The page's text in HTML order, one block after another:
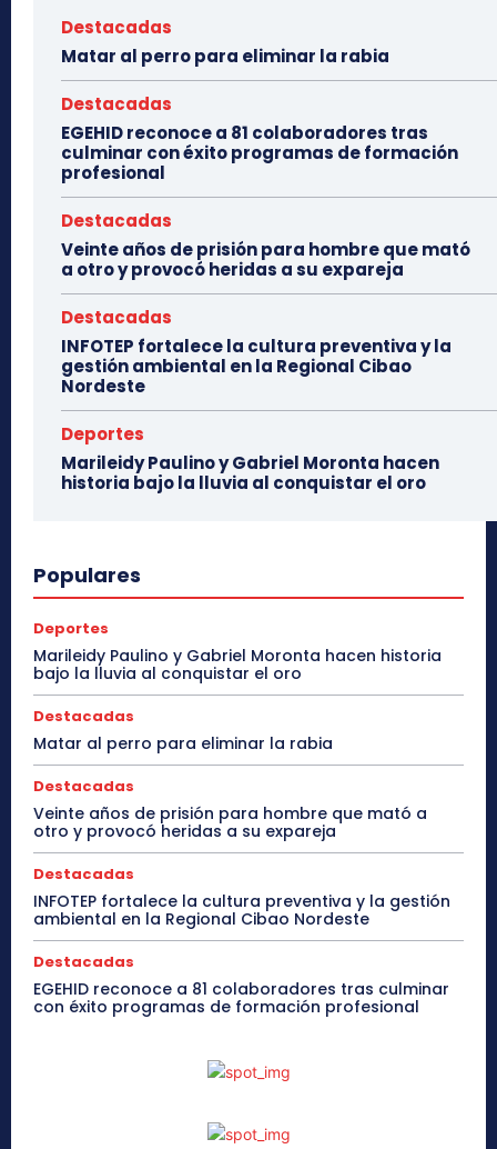
Destacadas
Matar al perro para eliminar la rabia
Destacadas
EGEHID reconoce a 81 colaboradores tras
culminar con éxito programas de formación
profesional
Destacadas
Veinte años de prisión para hombre que mató
a otro y provocó heridas a su expareja
Destacadas
INFOTEP fortalece la cultura preventiva y la
gestión ambiental en la Regional Cibao
Nordeste
Deportes
Marileidy Paulino y Gabriel Moronta hacen
historia bajo la lluvia al conquistar el oro
Populares
Deportes
Marileidy Paulino y Gabriel Moronta hacen historia
bajo la lluvia al conquistar el oro
Destacadas
Matar al perro para eliminar la rabia
Destacadas
Veinte años de prisión para hombre que mató a
otro y provocó heridas a su expareja
Destacadas
INFOTEP fortalece la cultura preventiva y la gestión
ambiental en la Regional Cibao Nordeste
Destacadas
EGEHID reconoce a 81 colaboradores tras culminar
con éxito programas de formación profesional